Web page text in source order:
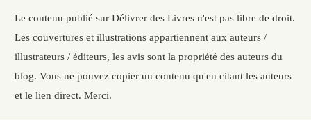
Le contenu publié sur Délivrer des Livres n'est pas libre de droit.
Les couvertures et illustrations appartiennent aux auteurs /
illustrateurs / éditeurs, les avis sont la propriété des auteurs du
blog. Vous ne pouvez copier un contenu qu'en citant les auteurs
et le lien direct. Merci.